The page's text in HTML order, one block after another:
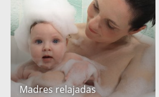
Madres relajadas